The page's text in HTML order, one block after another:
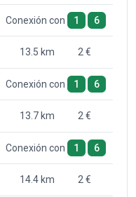
Conexión con 1 6
13.5 km 2 €
Conexión con 1 6
13.7 km 2 €
Conexión con 1 6
14.4 km 2 €